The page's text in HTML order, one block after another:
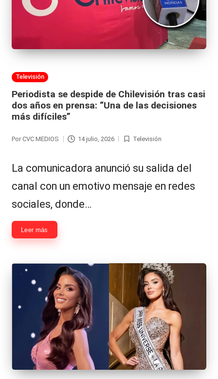
Publicada
Televisión
Periodista se despide de Chilevisión tras casi
dos años en prensa: “Una de las decisiones
más difíciles”
Por CVC MEDIOS 14 julio, 2026
Publicada
Televisión
La comunicadora anunció su salida del
canal con un emotivo mensaje en redes
sociales, donde…
Leer más